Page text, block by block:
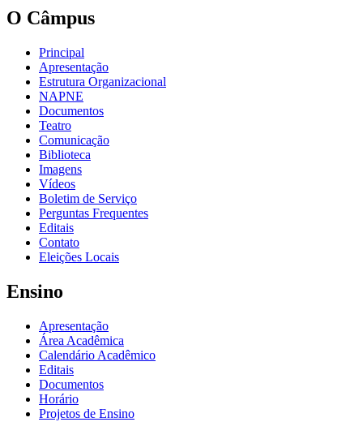
O Câmpus
Principal
Apresentação
Estrutura Organizacional
NAPNE
Documentos
Teatro
Comunicação
Biblioteca
Imagens
Vídeos
Boletim de Serviço
Perguntas Frequentes
Editais
Contato
Eleições Locais
Ensino
Apresentação
Área Acadêmica
Calendário Acadêmico
Editais
Documentos
Horário
Projetos de Ensino